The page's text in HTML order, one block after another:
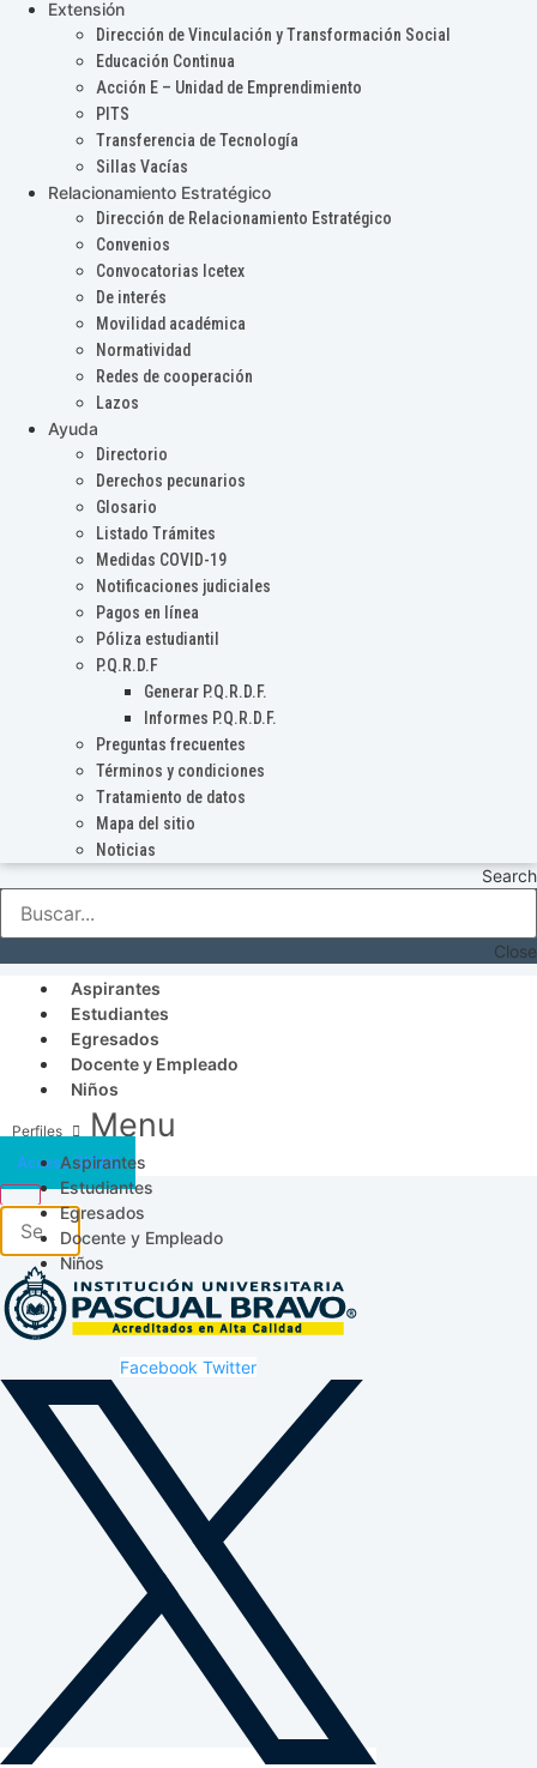
Extensión
Dirección de Vinculación y Transformación Social
Educación Continua
Acción E – Unidad de Emprendimiento
PITS
Transferencia de Tecnología
Sillas Vacías
Relacionamiento Estratégico
Dirección de Relacionamiento Estratégico
Convenios
Convocatorias Icetex
De interés
Movilidad académica
Normatividad
Redes de cooperación
Lazos
Ayuda
Directorio
Derechos pecunarios
Glosario
Listado Trámites
Medidas COVID-19
Notificaciones judiciales
Pagos en línea
Póliza estudiantil
P.Q.R.D.F
Generar P.Q.R.D.F.
Informes P.Q.R.D.F.
Preguntas frecuentes
Términos y condiciones
Tratamiento de datos
Mapa del sitio
Noticias
Search
Close
Aspirantes
Estudiantes
Egresados
Docente y Empleado
Niños
Menu
Aspirantes
Estudiantes
Egresados
Docente y Empleado
Niños
Acceso SICAU
Facebook Twitter